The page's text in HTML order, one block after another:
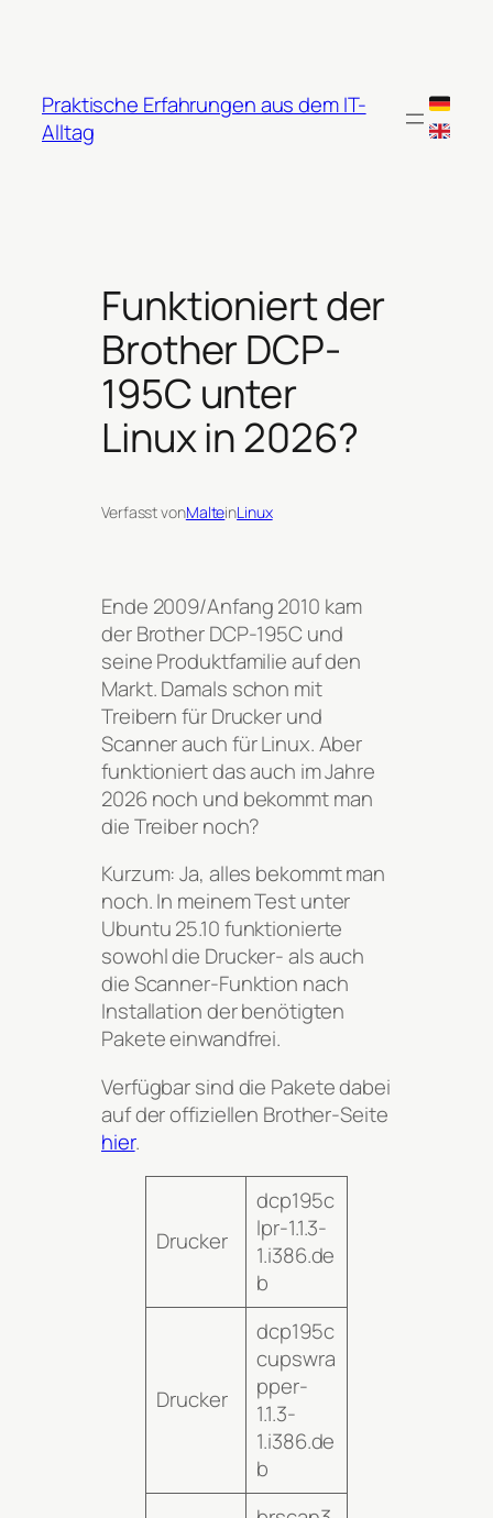
Praktische Erfahrungen aus dem IT-
Alltag
Funktioniert der
Brother DCP-
195C unter
Linux in 2026?
Verfasst vonMalteinLinux
Ende 2009/Anfang 2010 kam
der Brother DCP-195C und
seine Produktfamilie auf den
Markt. Damals schon mit
Treibern für Drucker und
Scanner auch für Linux. Aber
funktioniert das auch im Jahre
2026 noch und bekommt man
die Treiber noch?
Kurzum: Ja, alles bekommt man
noch. In meinem Test unter
Ubuntu 25.10 funktionierte
sowohl die Drucker- als auch
die Scanner-Funktion nach
Installation der benötigten
Pakete einwandfrei.
Verfügbar sind die Pakete dabei
auf der offiziellen Brother-Seite
hier.
Drucker
dcp195c
lpr-1.1.3-
1.i386.de
b
Drucker
dcp195c
cupswra
pper-
1.1.3-
1.i386.de
b